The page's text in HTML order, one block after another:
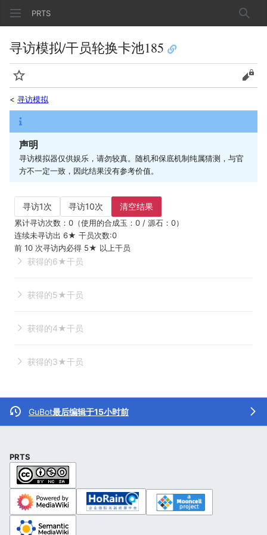
PRTS 搜索
寻访模拟/干员轮换卡池185
监视
查看
< 寻访模拟
声明
寻访模拟器仅供娱乐，请勿较真。随机和保底机制纯属猜测，与官
方不一定一致，因此结果没有参考价值。
寻访1次 寻访10次 清空结果
累计寻访次数：0（使用的合成玉：0 / 源石：0）
连续未寻访出 6★ 干员次数:0
前 10 次寻访内必得 5★ 以上干员
获得的6★干员
获得的5★干员
获得的4★干员
获得的3★干员
GuBot最后编辑于15小时前
PRTS